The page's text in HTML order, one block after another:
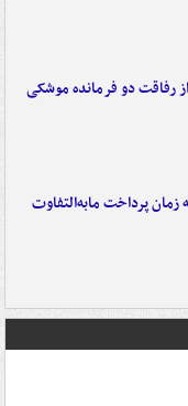
رفاقت دو فرمانده‌ موشکی
زمان پرداخت مابه‌التفاوت